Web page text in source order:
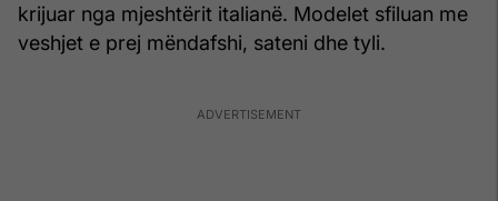
krijuar nga mjeshtërit italianë. Modelet sfiluan me
veshjet e prej mëndafshi, sateni dhe tyli.